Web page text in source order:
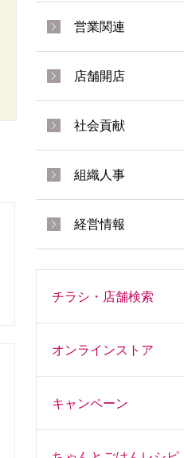
営業関連
店舗開店
社会貢献
組織人事
経営情報
チラシ・店舗検索
オンラインストア
キャンペーン